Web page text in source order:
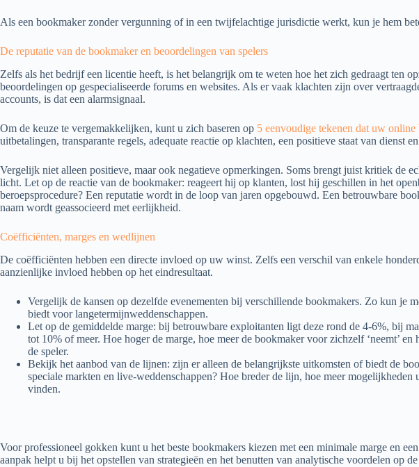
Als een bookmaker zonder vergunning of in een twijfelachtige jurisdictie werkt, kun je hem
De reputatie van de bookmaker en beoordelingen van spelers
Zelfs als het bedrijf een licentie heeft, is het belangrijk om te weten hoe het zich gedraagt ten
beoordelingen op gespecialiseerde forums en websites. Als er vaak klachten zijn over
accounts, is dat een alarmsignaal.
Om de keuze te vergemakkelijken, kunt u zich baseren op 5 eenvoudige tekenen dat uw
uitbetalingen, transparante regels, adequate reactie op klachten, een positieve staat van dienst
Vergelijk niet alleen positieve, maar ook negatieve opmerkingen. Soms brengt juist kritiek de
licht. Let op de reactie van de bookmaker: reageert hij op klanten, lost hij geschillen in het
beroepsprocedure? Een reputatie wordt in de loop van jaren opgebouwd. Een betrouwbare
naam wordt geassocieerd met eerlijkheid.
Coëfficiënten, marges en wedlijnen
De coëfficiënten hebben een directe invloed op uw winst. Zelfs een verschil van enkele
aanzienlijke invloed hebben op het eindresultaat.
Vergelijk de kansen op dezelfde evenementen bij verschillende bookmakers. Zo kun je
biedt voor langetermijnweddenschappen.
Let op de gemiddelde marge: bij betrouwbare exploitanten ligt deze rond de 4-6%, bij
tot 10% of meer. Hoe hoger de marge, hoe meer de bookmaker voor zichzelf ‘neemt’
de speler.
Bekijk het aanbod van de lijnen: zijn er alleen de belangrijkste uitkomsten of biedt de
speciale markten en live-weddenschappen? Hoe breder de lijn, hoe meer mogelijkheden
vinden.
Voor professioneel gokken kunt u het beste bookmakers kiezen met een minimale marge en
aanpak helpt u bij het opstellen van strategieën en het benutten van analytische voordelen op